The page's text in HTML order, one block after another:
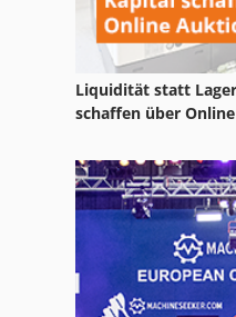
Lns
Portallader
Stangenanfasmaschine
Stangenlademagazin
Tornos Stangenautomat
Liquidität statt
schaffen über